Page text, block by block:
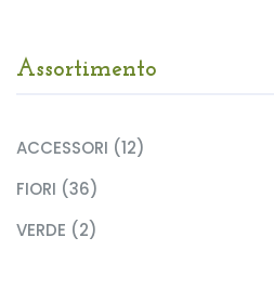
Assortimento
ACCESSORI (12)
FIORI (36)
VERDE (2)